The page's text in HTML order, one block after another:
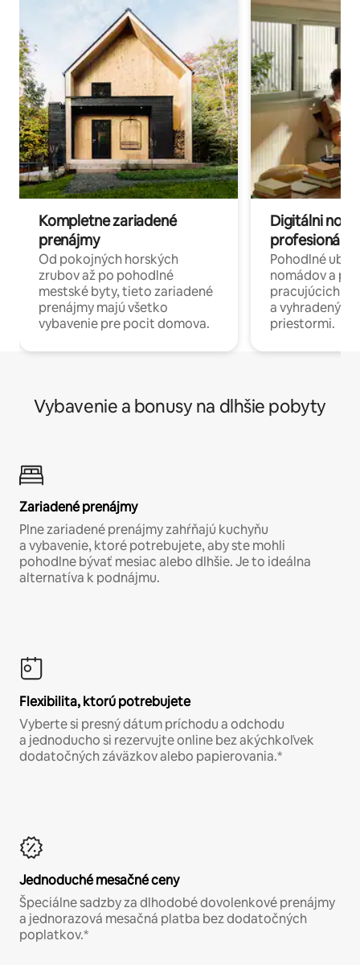
Kompletne zariadené
prenájmy
Od pokojných horských
zrubov až po pohodlné
mestské byty, tieto zariadené
prenájmy majú všetko
vybavenie pre pocit domova.
Digitálni
profesionáli
Pohodlné
nomádov a
pracujúcich
a
priestormi.
Vybavenie a bonusy na dlhšie pobyty
Zariadené prenájmy
Plne zariadené prenájmy zahŕňajú kuchyňu
a vybavenie, ktoré potrebujete, aby ste mohli
pohodlne bývať mesiac alebo dlhšie. Je to ideálna
alternatíva k podnájmu.
Flexibilita, ktorú potrebujete
Vyberte si presný dátum príchodu a odchodu
a jednoducho si rezervujte online bez akýchkoľvek
dodatočných záväzkov alebo papierovania.*
Jednoduché mesačné ceny
Špeciálne sadzby za dlhodobé dovolenkové prenájmy
a jednorazová mesačná platba bez dodatočných
poplatkov.*